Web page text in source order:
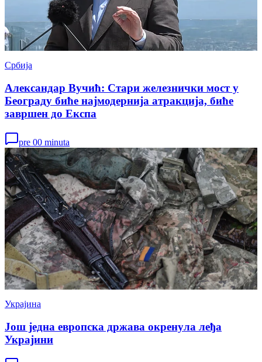
Србија
Александар Вучић: Стари железнички мост у
Београду биће најмодернија атракција, биће
завршен до Експа
pre 00 minuta
Украјина
Још једна европска држава окренула леђа
Украјини